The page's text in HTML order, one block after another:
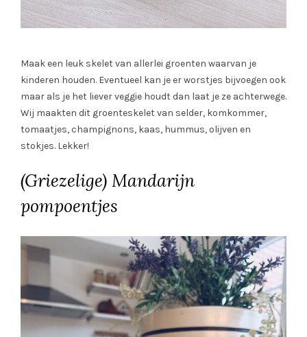
Maak een leuk skelet van allerlei groenten waarvan je
kinderen houden. Eventueel kan je er worstjes bijvoegen ook
maar als je het liever veggie houdt dan laat je ze achterwege.
Wij maakten dit groenteskelet van selder, komkommer,
tomaatjes, champignons, kaas, hummus, olijven en
stokjes. Lekker!
(Griezelige) Mandarijn
pompoentjes